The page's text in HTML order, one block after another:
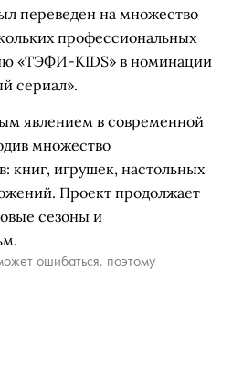
переведен на множество
профессиональных
«ТЭФИ-KIDS» в номинации
сериал».
явлением в современной
множество
книг, игрушек, настольных
Проект продолжает
сезоны и
ошибаться, поэтому